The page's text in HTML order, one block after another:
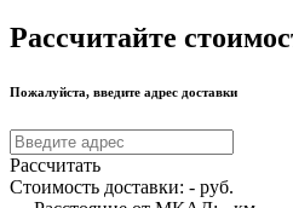
Рассчитайте
Пожалуйста, введите адрес доставки
Рассчитать
Стоимость доставки: - руб.